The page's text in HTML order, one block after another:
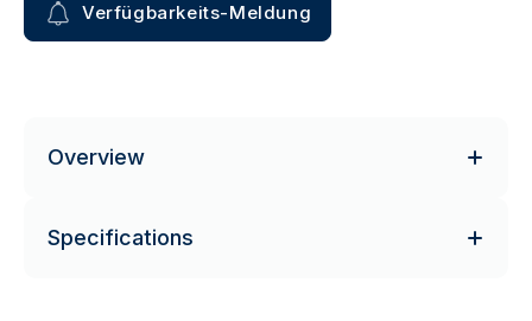
Verfügbarkeits-Meldung
Overview
Specifications